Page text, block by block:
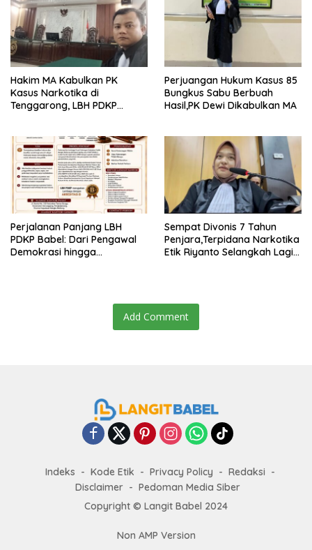
Hakim MA Kabulkan PK
Kasus Narkotika di
Tenggarong, LBH PDKP
Berkeadilan
Perjuangan Hukum Kasus 85
Bungkus Sabu Berbuah
Hasil,PK Dewi Dikabulkan MA
Perjalanan Panjang LBH
PDKP Babel: Dari Pengawal
Demokrasi hingga
Sempat Divonis 7 Tahun
Penjara,Terpidana Narkotika
Etik Riyanto Selangkah Lagi
Add Comment
Indeks Kode Etik Privacy Policy
Redaksi
Disclaimer
Pedoman Media Siber
Copyright © Langit Babel 2024
Non AMP Version